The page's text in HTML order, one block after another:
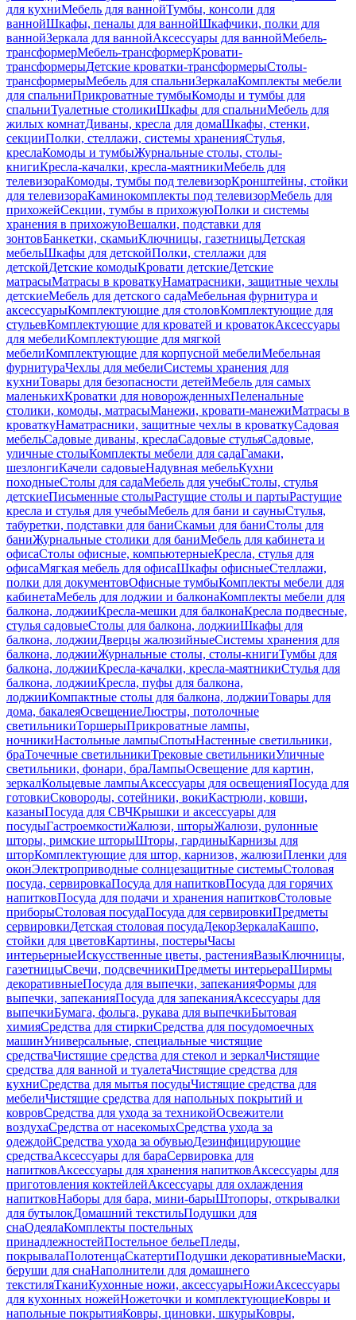
для кухниМебель для ваннойТумбы, консоли для
ваннойШкафы, пеналы для ваннойШкафчики, полки для
ваннойЗеркала для ваннойАксессуары для ваннойМебель-
трансформерМебель-трансформерКровати-
трансформерыДетские кроватки-трансформерыСтолы-
трансформерыМебель для спальниЗеркалаКомплекты мебели
для спальниПрикроватные тумбыКомоды и тумбы для
спальниТуалетные столикиШкафы для спальниМебель для
жилых комнатДиваны, кресла для домаШкафы, стенки,
секцииПолки, стеллажи, системы храненияСтулья,
креслаКомоды и тумбыЖурнальные столы, столы-
книгиКресла-качалки, кресла-маятникиМебель для
телевизораКомоды, тумбы под телевизорКронштейны, стойки
для телевизораКаминокомплекты под телевизорМебель для
прихожейСекции, тумбы в прихожуюПолки и системы
хранения в прихожуюВешалки, подставки для
зонтовБанкетки, скамьиКлючницы, газетницыДетская
мебельШкафы для детскойПолки, стеллажи для
детскойДетские комодыКровати детскиеДетские
матрасыМатрасы в кроваткуНаматрасники, защитные чехлы
детскиеМебель для детского садаМебельная фурнитура и
аксессуарыКомплектующие для столовКомплектующие для
стульевКомплектующие для кроватей и кроватокАксессуары
для мебелиКомплектующие для мягкой
мебелиКомплектующие для корпусной мебелиМебельная
фурнитураЧехлы для мебелиСистемы хранения для
кухниТовары для безопасности детейМебель для самых
маленькихКроватки для новорожденныхПеленальные
столики, комоды, матрасыМанежи, кровати-манежиМатрасы в
кроваткуНаматрасники, защитные чехлы в кроваткуСадовая
мебельСадовые диваны, креслаСадовые стульяСадовые,
уличные столыКомплекты мебели для садаГамаки,
шезлонгиКачели садовыеНадувная мебельКухни
походныеСтолы для садаМебель для учебыСтолы, стулья
детскиеПисьменные столыРастущие столы и партыРастущие
кресла и стулья для учебыМебель для бани и сауныСтулья,
табуретки, подставки для баниСкамьи для баниСтолы для
баниЖурнальные столики для баниМебель для кабинета и
офисаСтолы офисные, компьютерныеКресла, стулья для
офисаМягкая мебель для офисаШкафы офисныеСтеллажи,
полки для документовОфисные тумбыКомплекты мебели для
кабинетаМебель для лоджии и балконаКомплекты мебели для
балкона, лоджииКресла-мешки для балконаКресла подвесные,
стулья садовыеСтолы для балкона, лоджииШкафы для
балкона, лоджииДверцы жалюзийныеСистемы хранения для
балкона, лоджииЖурнальные столы, столы-книгиТумбы для
балкона, лоджииКресла-качалки, кресла-маятникиСтулья для
балкона, лоджииКресла, пуфы для балкона,
лоджииКомпактные столы для балкона, лоджииТовары для
дома, бакалеяОсвещениеЛюстры, потолочные
светильникиТоршерыПрикроватные лампы,
ночникиНастольные лампыСпотыНастенные светильники,
браТочечные светильникиТрековые светильникиУличные
светильники, фонари, браЛампыОсвещение для картин,
зеркалКольцевые лампыАксессуары для освещенияПосуда для
готовкиСковороды, сотейники, вокиКастрюли, ковши,
казаныПосуда для СВЧКрышки и аксессуары для
посудыГастроемкостиЖалюзи, шторыЖалюзи, рулонные
шторы, римские шторыШторы, гардиныКарнизы для
шторКомплектующие для штор, карнизов, жалюзиПленки для
оконЭлектроприводные солнцезащитные системыСтоловая
посуда, сервировкаПосуда для напитковПосуда для горячих
напитковПосуда для подачи и хранения напитковСтоловые
приборыСтоловая посудаПосуда для сервировкиПредметы
сервировкиДетская столовая посудаДекорЗеркалаКашпо,
стойки для цветовКартины, постерыЧасы
интерьерныеИскусственные цветы, растенияВазыКлючницы,
газетницыСвечи, подсвечникиПредметы интерьераШирмы
декоративныеПосуда для выпечки, запеканияФормы для
выпечки, запеканияПосуда для запеканияАксессуары для
выпечкиБумага, фольга, рукава для выпечкиБытовая
химияСредства для стиркиСредства для посудомоечных
машинУниверсальные, специальные чистящие
средстваЧистящие средства для стекол и зеркалЧистящие
средства для ванной и туалетаЧистящие средства для
кухниСредства для мытья посудыЧистящие средства для
мебелиЧистящие средства для напольных покрытий и
ковровСредства для ухода за техникойОсвежители
воздухаСредства от насекомыхСредства ухода за
одеждойСредства ухода за обувьюДезинфицирующие
средстваАксессуары для бараСервировка для
напитковАксессуары для хранения напитковАксессуары для
приготовления коктейлейАксессуары для охлаждения
напитковНаборы для бара, мини-барыШтопоры, открывалки
для бутылокДомашний текстильПодушки для
снаОдеялаКомплекты постельных
принадлежностейПостельное бельеПледы,
покрывалаПолотенцаСкатертиПодушки декоративныеМаски,
беруши для снаНаполнители для домашнего
текстиляТканиКухонные ножи, аксессуарыНожиАксессуары
для кухонных ножейНожеточки и комплектующиеКовры и
напольные покрытияКовры, циновки, шкурыКовры,